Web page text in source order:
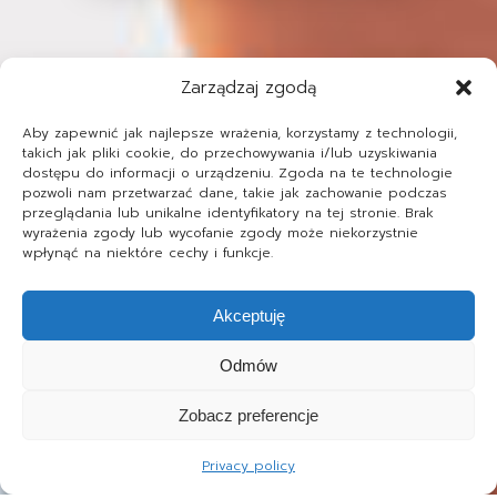
Zarządzaj zgodą
Aby zapewnić jak najlepsze wrażenia, korzystamy z technologii,
takich jak pliki cookie, do przechowywania i/lub uzyskiwania
dostępu do informacji o urządzeniu. Zgoda na te technologie
pozwoli nam przetwarzać dane, takie jak zachowanie podczas
przeglądania lub unikalne identyfikatory na tej stronie. Brak
wyrażenia zgody lub wycofanie zgody może niekorzystnie
wpłynąć na niektóre cechy i funkcje.
Akceptuję
Odmów
Zobacz preferencje
Privacy policy